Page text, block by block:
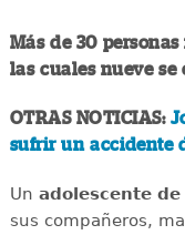
Más de 30
las cuales nueve se
OTRAS NOTICIAS:
sufrir un accidente
Un adolescente
sus compañeros,